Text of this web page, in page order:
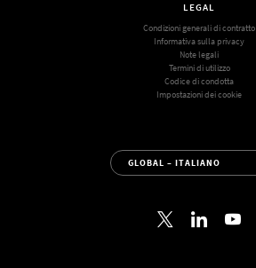
LEGAL
Condizioni generali di contratto
Informativa sulla privacy
Note legali
Termini di utilizzo
Codice di condotta
Impostazioni dei cookie